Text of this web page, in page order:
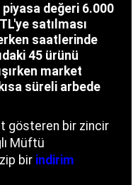
değeri 6.000
satılması
saatlerinde
45 ürünü
market
süreli arbede
gösteren bir zincir
Müftü
bir indirim